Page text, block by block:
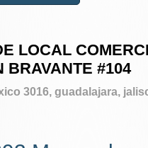
LOCAL
BRAVANTE #104
3016, guadalajara,